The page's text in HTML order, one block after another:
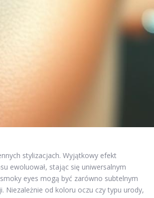
stylizacjach. Wyjątkowy efekt
ewoluował, stając się uniwersalnym
eyes mogą być zarówno subtelnym
Niezależnie od koloru oczu czy typu urody,